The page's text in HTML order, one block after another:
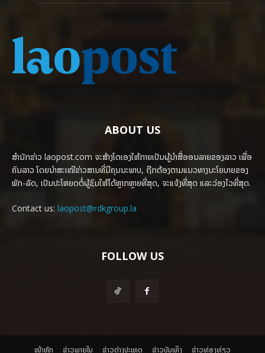
ABOUT US
ສຳນັກຂ່າວ laopost.com ຈະສ້າງໂຕເອງໃຫ້ກາຍເປັນຜູ້ນຳສື່ອອນລາຍຂອງລາວ ເພື່ອ
ຄົນລາວ ໂດຍນຳສະເໜີຂ່າວສານທີ່ມີຄຸນນະພາບ, ຖືກຕ້ອງຕາມແນວທາງນະໂຍບາຍຂອງ
ພັກ-ລັດ, ເປັນປະໂຫຍດຕໍ່ຜູ້ຊົມໃຫ້ໄດ້ຫຼາກຫຼາຍທີ່ສຸດ, ຈະແຈ້ງທີ່ສຸດ ແລະວ່ອງໄວທີ່ສຸດ.
Contact us: laopost@rdkgroup.la
FOLLOW US
ໜ້າຫຼັກ ຂ່າວພາຍ​ໃນ ຂ່າວຕ່າງປະເທດ ​ຂ່າວບັນເທິງ ​ຂ່າວທ່ອງທ່ຽວ